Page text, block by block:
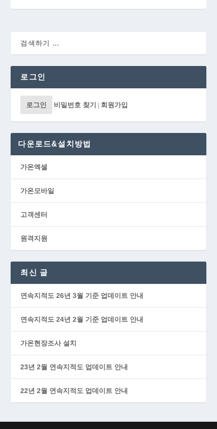
로그인
로그인 비밀번호 찾기 회원가입
다운로드&설치방법
가온엑셀
가온모바일
고객센터
원격지원
최신 글
연속지적도 26년 3월 기준 업데이트 안내
연속지적도 24년 2월 기준 업데이트 안내
가온현장조사 설치
23년 2월 연속지적도 업데이트 안내
22년 2월 연속지적도 업데이트 안내